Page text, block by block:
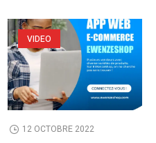
VIDEO
12 OCTOBRE 2022